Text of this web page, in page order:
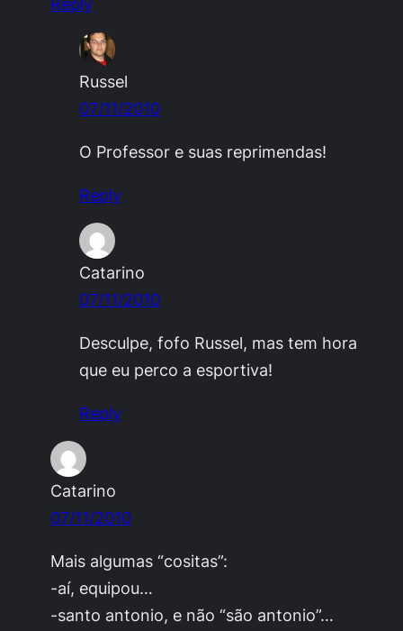
Russel
07/11/2010
O Professor e suas reprimendas!
Reply
Catarino
07/11/2010
Desculpe, fofo Russel, mas tem hora
que eu perco a esportiva!
Reply
Catarino
07/11/2010
Mais algumas “cositas”:
-aí, equipou…
-santo antonio, e não “são antonio”…